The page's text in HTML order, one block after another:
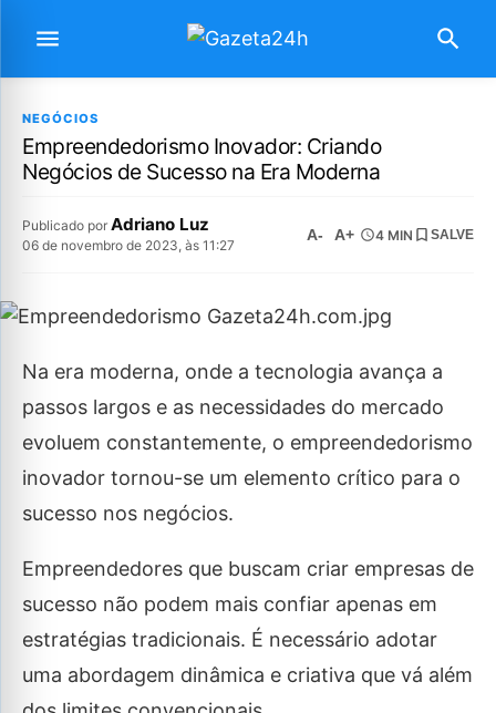
NEGÓCIOS
Empreendedorismo Inovador: Criando
Negócios de Sucesso na Era Moderna
Publicado por Adriano Luz
06 de novembro de 2023, às 11:27
A- A+ 4 MIN SALVE
Na era moderna, onde a tecnologia avança a
passos largos e as necessidades do mercado
evoluem constantemente, o empreendedorismo
inovador tornou-se um elemento crítico para o
sucesso nos negócios.
Empreendedores que buscam criar empresas de
sucesso não podem mais confiar apenas em
estratégias tradicionais. É necessário adotar
uma abordagem dinâmica e criativa que vá além